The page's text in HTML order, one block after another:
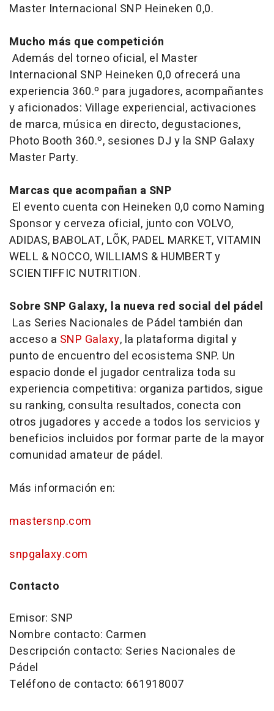
Master Internacional SNP Heineken 0,0.
Mucho más que competición
Además del torneo oficial, el Master
Internacional SNP Heineken 0,0 ofrecerá una
experiencia 360.º para jugadores, acompañantes
y aficionados: Village experiencial, activaciones
de marca, música en directo, degustaciones,
Photo Booth 360.º, sesiones DJ y la SNP Galaxy
Master Party.
Marcas que acompañan a SNP
El evento cuenta con Heineken 0,0 como Naming
Sponsor y cerveza oficial, junto con VOLVO,
ADIDAS, BABOLAT, LÕK, PADEL MARKET, VITAMIN
WELL & NOCCO, WILLIAMS & HUMBERT y
SCIENTIFFIC NUTRITION.
Sobre SNP Galaxy, la nueva red social del pádel
Las Series Nacionales de Pádel también dan
acceso a SNP Galaxy, la plataforma digital y
punto de encuentro del ecosistema SNP. Un
espacio donde el jugador centraliza toda su
experiencia competitiva: organiza partidos, sigue
su ranking, consulta resultados, conecta con
otros jugadores y accede a todos los servicios y
beneficios incluidos por formar parte de la mayor
comunidad amateur de pádel.
Más información en:
mastersnp.com
snpgalaxy.com
Contacto
Emisor: SNP
Nombre contacto: Carmen
Descripción contacto: Series Nacionales de
Pádel
Teléfono de contacto: 661918007